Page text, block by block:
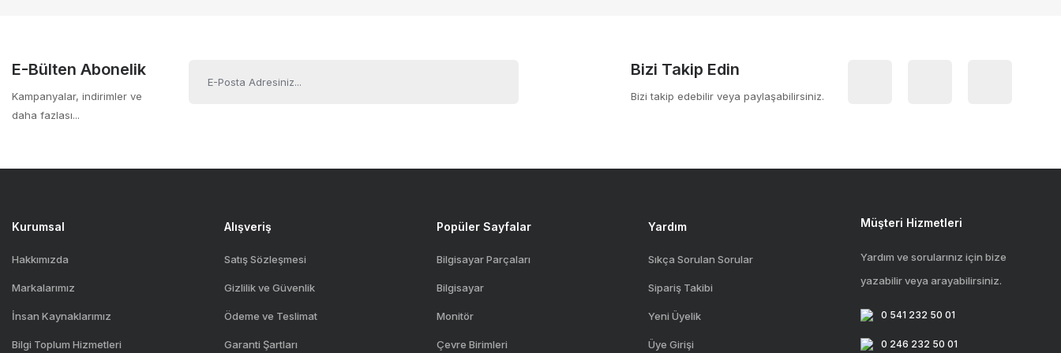
Bu ürüne benzer farklı alternatifler olmalı.
Form faktör: ATX ~295×178 mm, bulk – kutusuz, aksesuar dahil değil
E-Bülten Abonelik
Kampanyalar, indirimler ve
daha fazlası...
Bizi Takip Edin
Bizi takip edebilir veya paylaşabilirsiniz.
Kurumsal
Hakkımızda
Markalarımız
İnsan Kaynaklarımız
Bilgi Toplum Hizmetleri
Alışveriş
Satış Sözleşmesi
Gizlilik ve Güvenlik
Ödeme ve Teslimat
Garanti Şartları
Popüler Sayfalar
Bilgisayar Parçaları
Bilgisayar
Monitör
Çevre Birimleri
Yardım
Sıkça Sorulan Sorular
Sipariş Takibi
Yeni Üyelik
Üye Girişi
Müşteri Hizmetleri
Yardım ve sorularınız için bize
yazabilir veya arayabilirsiniz.
0 541 232 50 01
0 246 232 50 01